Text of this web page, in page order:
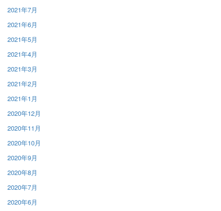
2021年7月
2021年6月
2021年5月
2021年4月
2021年3月
2021年2月
2021年1月
2020年12月
2020年11月
2020年10月
2020年9月
2020年8月
2020年7月
2020年6月